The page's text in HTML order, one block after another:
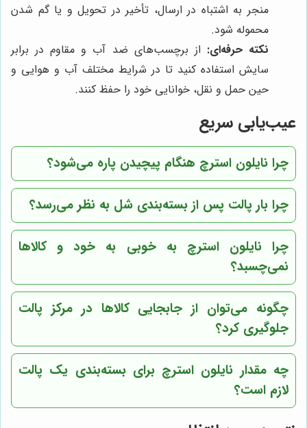
منجر به اشتباه در ارسال، تأخیر در تحویل و یا گم شدن
محموله شود.
نکته حرفه‌ای: از برچسب‌های ضد آب و مقاوم در برابر
سایش استفاده کنید تا در شرایط مختلف آب و هوایی و
حین حمل و نقل، خوانایی خود را حفظ کنند.
عیب‌یابی سریع
چرا نایلون استرچ هنگام پیچیدن پاره می‌شود؟
چرا بار پالت پس از بسته‌بندی شل به نظر می‌رسد؟
چرا نایلون استرچ به خوبی به خود و کالاها
نمی‌چسبد؟
چگونه می‌توان از جابجایی کالاها در مرکز پالت
جلوگیری کرد؟
چه مقدار نایلون استرچ برای بسته‌بندی یک پالت
لازم است؟